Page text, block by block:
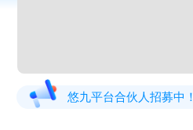
悠九平台合伙人招募中！